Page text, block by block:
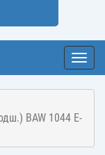
BAW 1044 E-